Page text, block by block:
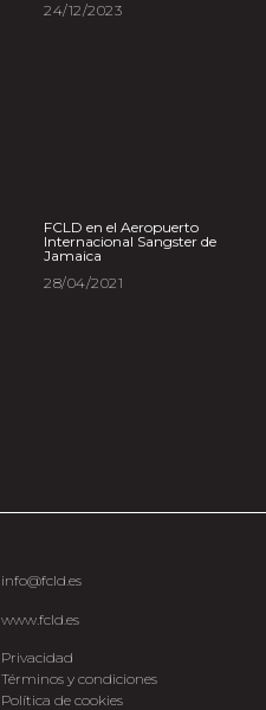
24/12/2023
FCLD en el Aeropuerto
Internacional Sangster de
Jamaica
28/04/2021
info@fcld.es
www.fcld.es
Privacidad
Términos y condiciones
Política de cookies